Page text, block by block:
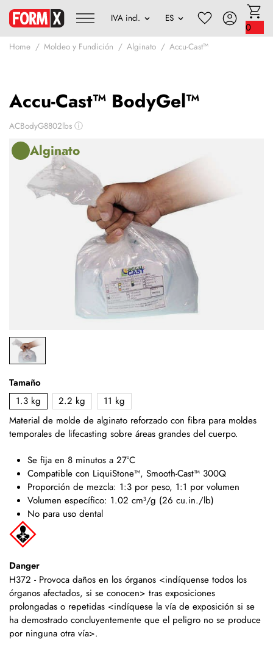
0
Home Moldeo y Fundición Alginato Accu-Cast™
Accu-Cast™ BodyGel™
ACBodyG8802lbs ⓘ
Alginato
Tamaño
1.3 kg
2.2 kg
11 kg
Material de molde de alginato reforzado con fibra para moldes
temporales de lifecasting sobre áreas grandes del cuerpo.
Se fija en 8 minutos a 27°C
Compatible con LiquiStone™, Smooth-Cast™ 300Q
Proporción de mezcla: 1:3 por peso, 1:1 por volumen
Volumen específico: 1.02 cm³/g (26 cu.in./lb)
No para uso dental
Danger
H372 - Provoca daños en los órganos <indíquense todos los
órganos afectados, si se conocen> tras exposiciones
prolongadas o repetidas <indíquese la vía de exposición si se
ha demostrado concluyentemente que el peligro no se produce
por ninguna otra vía>.